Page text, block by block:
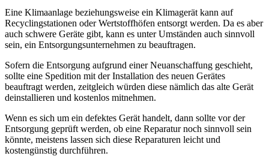
Eine Klimaanlage beziehungsweise ein Klimagerät kann auf
Recyclingstationen oder Wertstoffhöfen entsorgt werden. Da es aber
auch schwere Geräte gibt, kann es unter Umständen auch sinnvoll
sein, ein Entsorgungsunternehmen zu beauftragen.
Sofern die Entsorgung aufgrund einer Neuanschaffung geschieht,
sollte eine Spedition mit der Installation des neuen Gerätes
beauftragt werden, zeitgleich würden diese nämlich das alte Gerät
deinstallieren und kostenlos mitnehmen.
Wenn es sich um ein defektes Gerät handelt, dann sollte vor der
Entsorgung geprüft werden, ob eine Reparatur noch sinnvoll sein
könnte, meistens lassen sich diese Reparaturen leicht und
kostengünstig durchführen.